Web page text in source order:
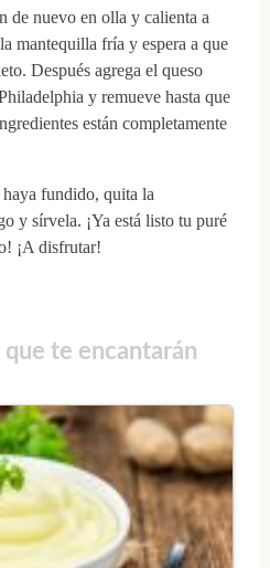
de nuevo en olla y calienta a
mantequilla fría y espera a que
Después agrega el queso
y remueve hasta que
están completamente
fundido, quita la
y sírvela. ¡Ya está listo tu puré
¡A disfrutar!
te encantarán